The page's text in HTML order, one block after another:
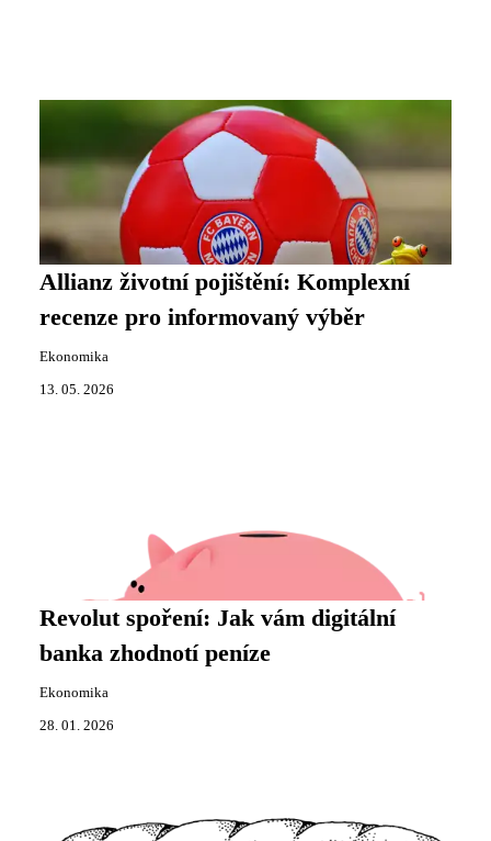
Allianz životní pojištění: Komplexní
recenze pro informovaný výběr
Ekonomika
13. 05. 2026
Revolut spoření: Jak vám digitální
banka zhodnotí peníze
Ekonomika
28. 01. 2026